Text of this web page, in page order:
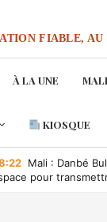
FIABLE,
À LA UNE MALI
KIOSQUE
Mali : Danbé
pour